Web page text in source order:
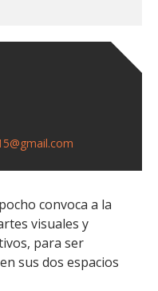
convoca a la
visuales y
para ser
sus dos espacios